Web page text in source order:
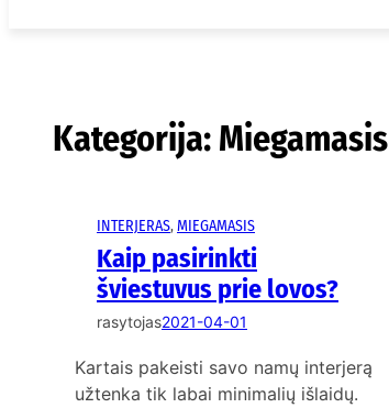
Kategorija: Miegamasis
INTERJERAS, MIEGAMASIS
Kaip pasirinkti
šviestuvus prie lovos?
rasytojas2021-04-01
Kartais pakeisti savo namų interjerą
užtenka tik labai minimalių išlaidų.